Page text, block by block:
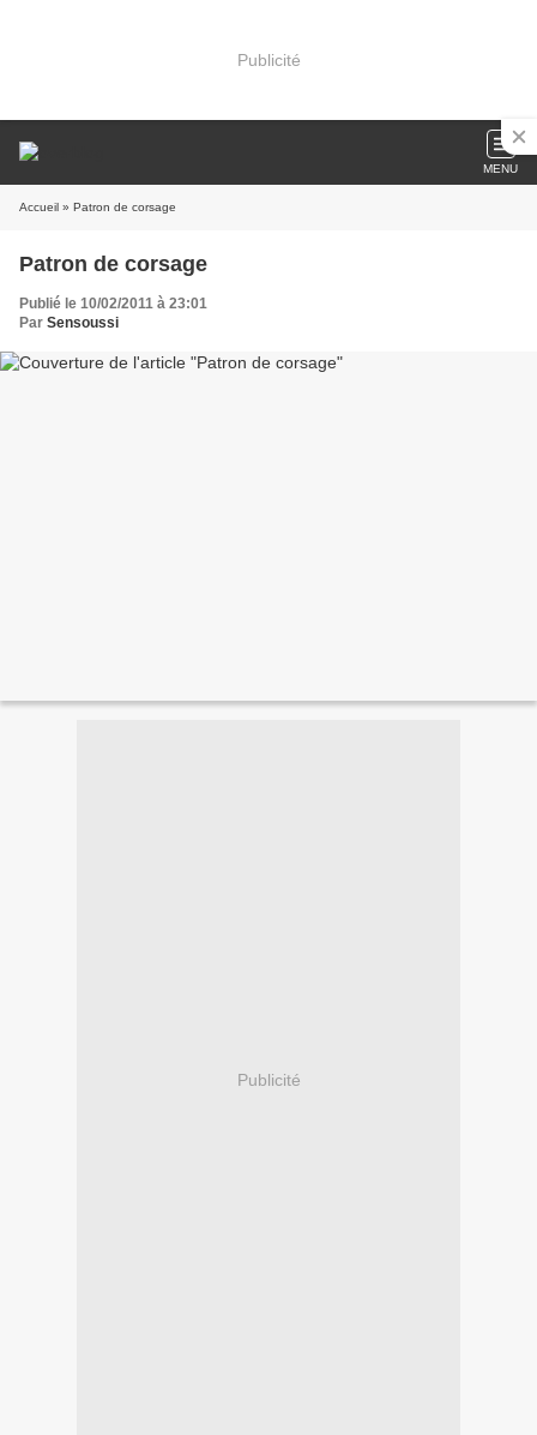
Publicité
MENU
Accueil » Patron de corsage
Patron de corsage
Publié le 10/02/2011 à 23:01
Par Sensoussi
Publicité